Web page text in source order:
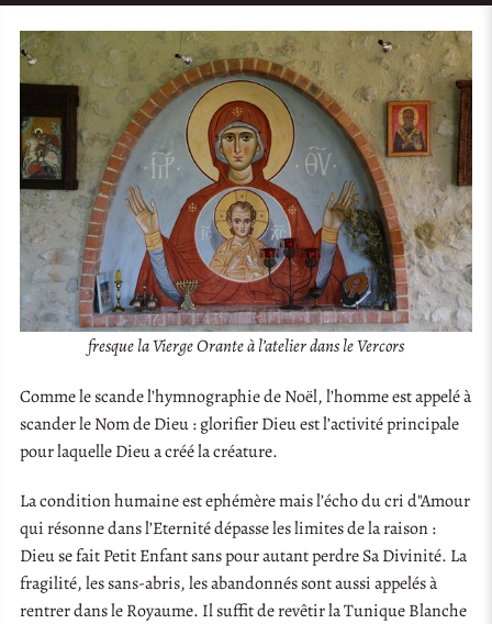
fresque la Vierge Orante à l’atelier dans le Vercors
Comme le scande l’hymnographie de Noël, l’homme est appelé à
scander le Nom de Dieu : glorifier Dieu est l’activité principale
pour laquelle Dieu a créé la créature.
La condition humaine est ephémère mais l’écho du cri d"Amour
qui résonne dans l’Eternité dépasse les limites de la raison :
Dieu se fait Petit Enfant sans pour autant perdre Sa Divinité. La
fragilité, les sans-abris, les abandonnés sont aussi appelés à
rentrer dans le Royaume. Il suffit de revêtir la Tunique Blanche